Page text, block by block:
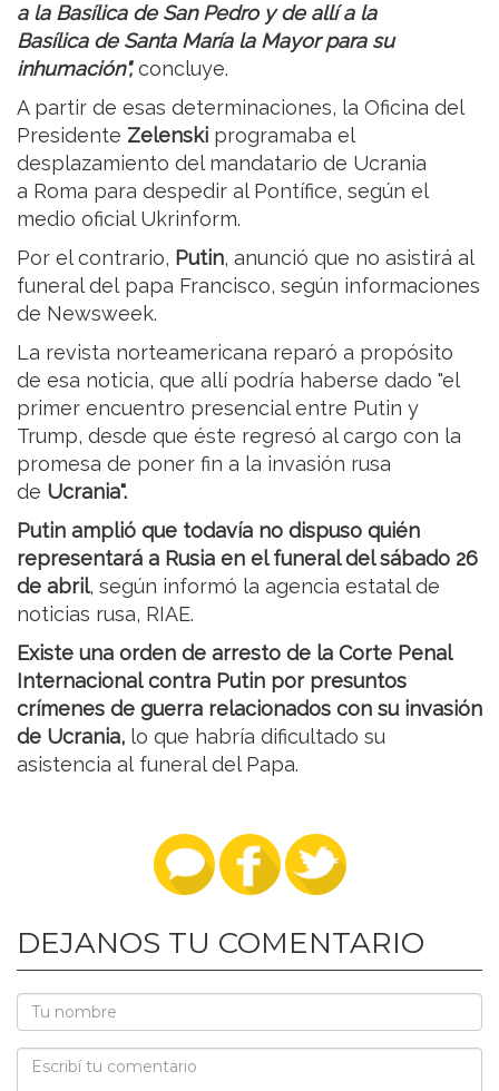
a la Basílica de San Pedro y de allí a la
Basílica de Santa María la Mayor para su
inhumación",concluye.
A partir de esas determinaciones, la Oficina del
Presidente Zelenski programaba el
desplazamiento del mandatario de Ucrania
a Roma para despedir al Pontífice, según el
medio oficial Ukrinform.
Por el contrario, Putin, anunció que no asistirá al
funeral del papa Francisco, según informaciones
de Newsweek.
La revista norteamericana reparó a propósito
de esa noticia, que allí podría haberse dado "el
primer encuentro presencial entre Putin y
Trump, desde que éste regresó al cargo con la
promesa de poner fin a la invasión rusa
de Ucrania".
Putin amplió que todavía no dispuso quién
representará a Rusia en el funeral del sábado 26
de abril, según informó la agencia estatal de
noticias rusa, RIAE.
Existe una orden de arresto de la Corte Penal
Internacional contra Putin por presuntos
crímenes de guerra relacionados con su invasión
de Ucrania, lo que habría dificultado su
asistencia al funeral del Papa.
DEJANOS TU COMENTARIO